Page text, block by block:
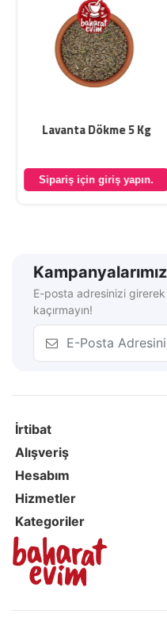
Lavanta Dökme 5 Kg
Sipariş için giriş yapın.
E-posta adresinizi
kaçırmayın!
İrtibat
Alışveriş
Hesabım
Hizmetler
Kategoriler